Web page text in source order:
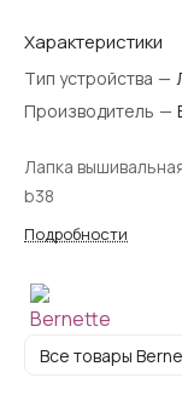
Характеристики
Тип устройства —
Производитель —
Лапка
b38
Подробности
Все товары